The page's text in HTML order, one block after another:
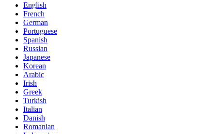
English
French
German
Portuguese
Spanish
Russian
Japanese
Korean
Arabic
Irish
Greek
Turkish
Italian
Danish
Romanian